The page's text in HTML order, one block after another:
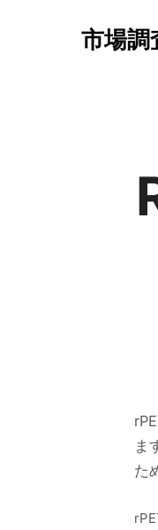
市場調
ま
た